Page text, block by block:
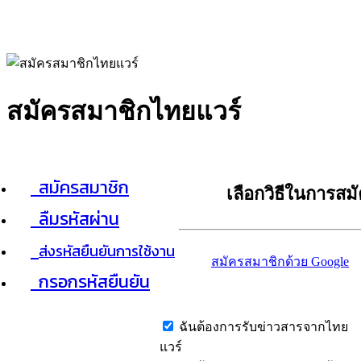
สมัครสมาชิกไทยแวร์
สมัครสมาชิก
ลืมรหัสผ่าน
ส่งรหัสยืนยันการใช้งาน
กรอกรหัสยืนยัน
เลือกวิธีในการส
สมัครสมาชิกด้วย Google
ฉันต้องการรับข่าวสารจากไทย
แวร์